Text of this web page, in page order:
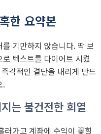
한 요약본
기만하지 않습니다. 딱 보
텍스트를 다이어트 시켰
각적인 결단을 내리게 만드
.
는 불건전한 희열
러가고 계좌에 수익이 꽂힐